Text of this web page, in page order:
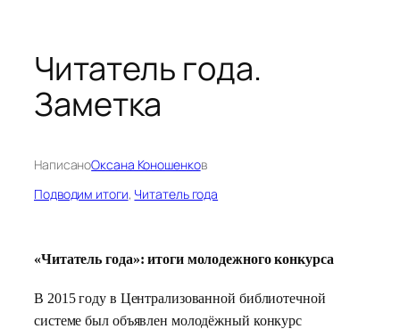
Читатель года.
Заметка
НаписаноОксана Коношенков
Подводим итоги, Читатель года
«Читатель года»: итоги молодежного конкурса
В 2015 году в Централизованной библиотечной
системе был объявлен молодёжный конкурс